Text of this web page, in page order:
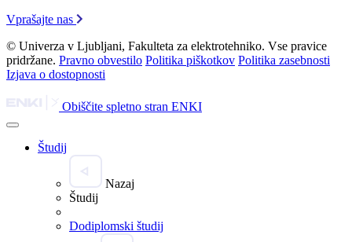
Vprašajte nas
© Univerza v Ljubljani, Fakulteta za elektrotehniko. Vse pravice
pridržane. Pravno obvestilo Politika piškotkov Politika zasebnosti
Izjava o dostopnosti
Obiščite spletno stran ENKI
Študij
Nazaj
Študij
Dodiplomski študij